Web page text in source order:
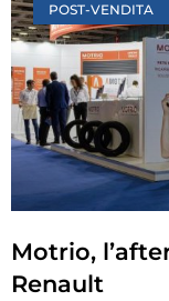
POST-VENDITA
Motrio,
Renault